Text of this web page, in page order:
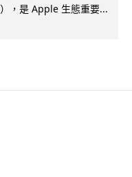
，是 Apple 生態重要...